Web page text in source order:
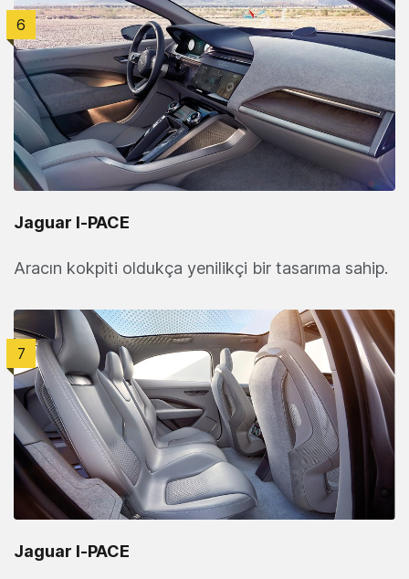
6
Jaguar I‑PACE
Aracın kokpiti oldukça yenilikçi bir tasarıma sahip.
7
Jaguar I‑PACE